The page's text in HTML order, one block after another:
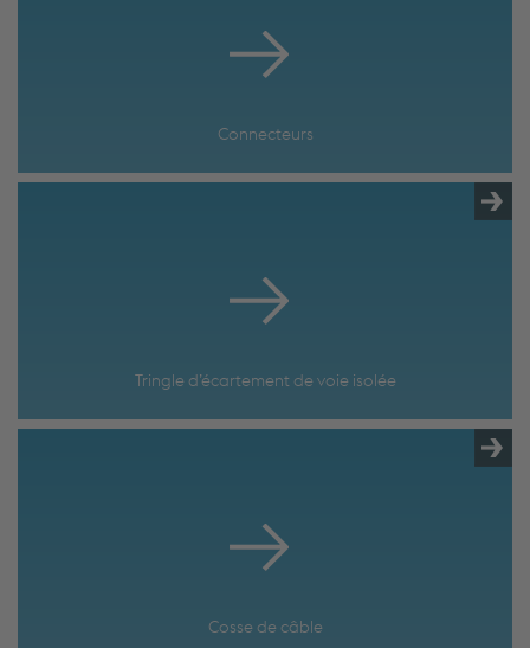
Connecteurs
Tringle d’écartement de voie isolée
Cosse de câble